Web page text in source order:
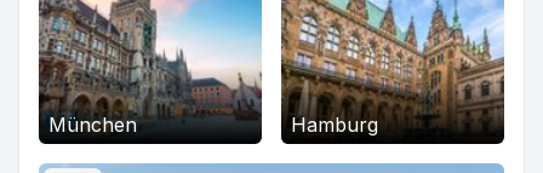
München Hamburg